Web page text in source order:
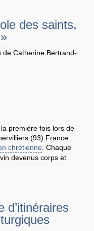
des saints,
de Catherine Bertrand-
première fois lors de
(93) France.
chrétienne . Chaque
devenus corps et
d’itinéraires